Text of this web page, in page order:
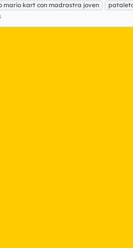
mario kart con madrastra joven